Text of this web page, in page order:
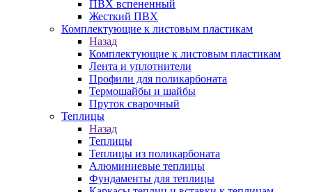
ПВХ вспененный
Жесткий ПВХ
Комплектующие к листовым пластикам
Назад
Комплектующие к листовым пластикам
Лента и уплотнители
Профили для поликарбоната
Термошайбы и шайбы
Пруток сварочный
Теплицы
Назад
Теплицы
Теплицы из поликарбоната
Алюминиевые теплицы
Фундаменты для теплицы